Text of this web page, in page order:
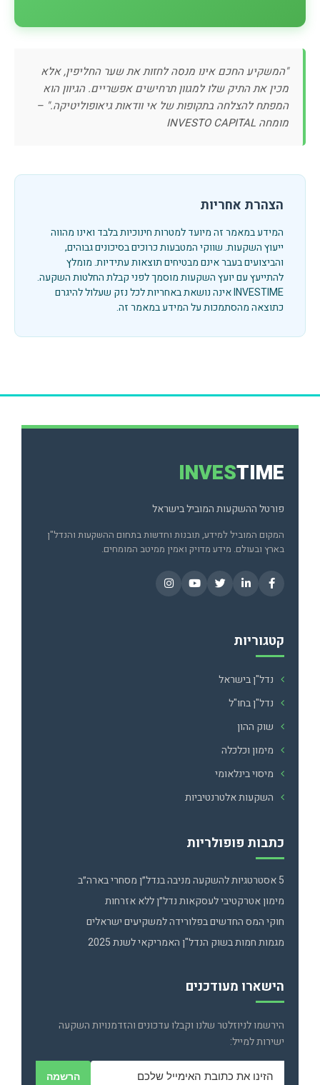
"המשקיע החכם אינו מנסה לחזות את שער החליפין, אלא
מכין את התיק שלו למגוון תרחישים אפשריים. הגיוון הוא
המפתח להצלחה בתקופות של אי וודאות גיאופוליטיקה." –
מומחה INVESTO CAPITAL
הצהרת אחריות
המידע במאמר זה מיועד למטרות חינוכיות בלבד ואינו מהווה
ייעוץ השקעות. שווקי המטבעות כרוכים בסיכונים גבוהים,
והביצועים בעבר אינם מבטיחים תוצאות עתידיות. מומלץ
להתייעץ עם יועץ השקעות מוסמך לפני קבלת החלטות השקעה.
INVESTIME אינה נושאת באחריות לכל נזק שעלול להיגרם
כתוצאה מהסתמכות על המידע במאמר זה.
INVESTIME
פורטל ההשקעות המוביל בישראל
המקום המוביל למידע, תובנות וחדשות בתחום ההשקעות והנדל"ן
בארץ ובעולם. מידע מדויק ואמין ממיטב המומחים.
קטגוריות
נדל"ן בישראל
נדל"ן בחו"ל
שוק ההון
מימון וכלכלה
מיסוי בינלאומי
השקעות אלטרנטיביות
כתבות פופולריות
5 אסטרטגיות להשקעה מניבה בנדל״ן מסחרי בארה״ב
מימון אטרקטיבי לעסקאות נדל״ן ללא אזרחות
חוקי המס החדשים בפלורידה למשקיעים ישראלים
מגמות חמות בשוק הנדל"ן האמריקאי לשנת 2025
הישארו מעודכנים
הירשמו לניוזלטר שלנו וקבלו עדכונים והזדמנויות השקעה
ישירות למייל:
הרשמה